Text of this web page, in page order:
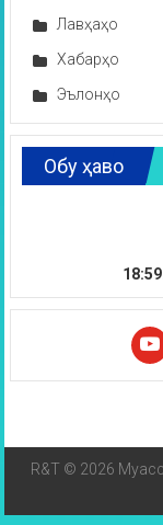
Лавҳаҳо
Хабарҳо
Эълонҳо
Обу ҳаво
R&T © 2026